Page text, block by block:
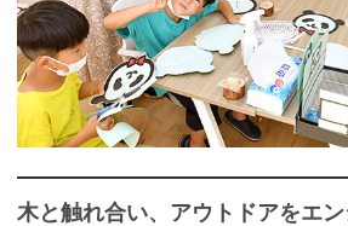
木と触れ合い、アウトドアをエン